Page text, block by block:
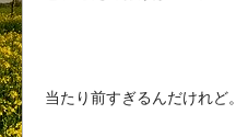
当たり前すぎるんだけれど。